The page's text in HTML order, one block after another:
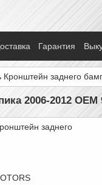
Гарантия
Кронштейн заднего
2006-2012 OEM
заднего